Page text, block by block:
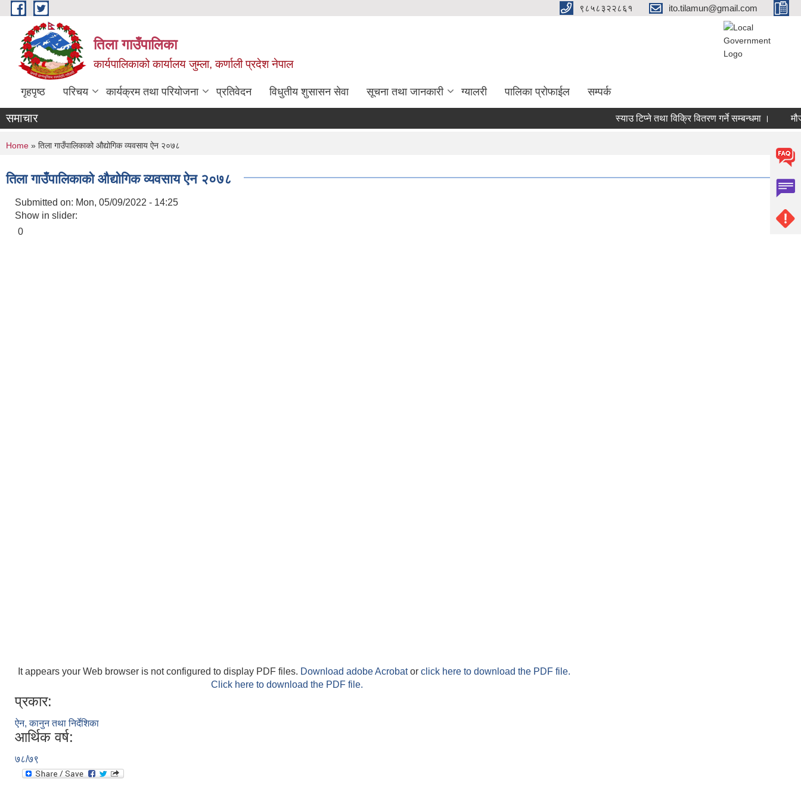
Skip to main content ९८५८३२२८६१ ito.tilamun@gmail.com
तिला गाउँपालिका
कार्यपालिकाको कार्यालय जुम्ला, कर्णाली प्रदेश नेपाल
गृहपृष्ठ परिचय कार्यक्रम तथा परियोजना प्रतिवेदन विधुतीय शुसासन सेवा सूचना तथा जानकारी ग्यालरी पालिका प्रोफाईल सम्पर्क
समाचार स्याउ टिप्ने तथा विक्रि वितरण गर्ने सम्बन्धमा ।
You are here
Home » तिला गाउँपालिकाको औद्योगिक व्यवसाय ऐन २०७८
तिला गाउँपालिकाको औद्योगिक व्यवसाय ऐन २०७८
Submitted on: Mon, 05/09/2022 - 14:25
Show in slider:
0
It appears your Web browser is not configured to display PDF files. Download adobe Acrobator click here to download the PDF file.
Click here to download the PDF file.
प्रकार:
ऐन, कानुन तथा निर्देशिका
आर्थिक वर्ष:
७८/७९